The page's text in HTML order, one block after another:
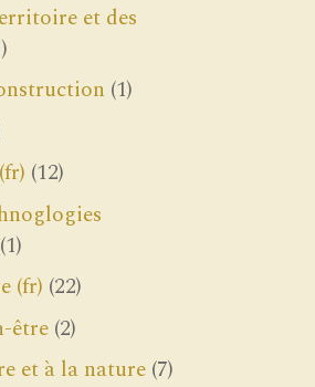
et des
(1)
(12)
(1)
(fr) (22)
être (2)
et à la nature (7)